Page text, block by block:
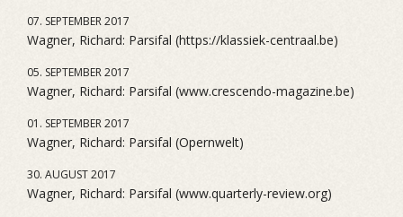
07. SEPTEMBER 2017
Wagner, Richard: Parsifal (https://klassiek-centraal.be)
05. SEPTEMBER 2017
Wagner, Richard: Parsifal (www.crescendo-magazine.be)
01. SEPTEMBER 2017
Wagner, Richard: Parsifal (Opernwelt)
30. AUGUST 2017
Wagner, Richard: Parsifal (www.quarterly-review.org)